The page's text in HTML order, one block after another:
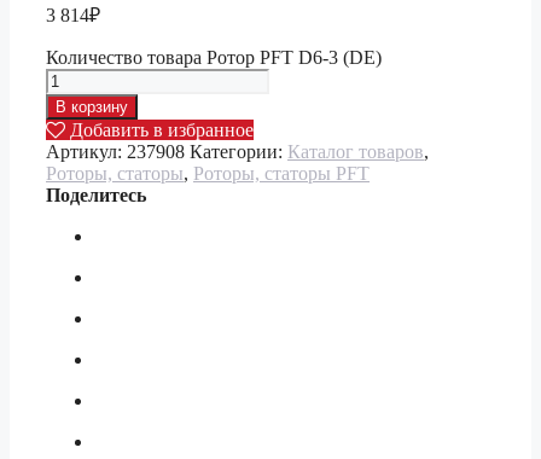
3 814₽
Количество товара Ротор PFT D6-3 (DE)
В корзину
Добавить в избранное
Артикул: 237908 Категории: Каталог товаров,
Роторы, статоры, Роторы, статоры PFT
Поделитесь